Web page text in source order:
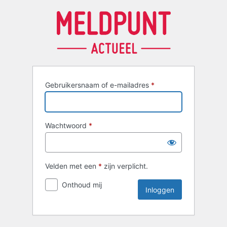
Gebruikersnaam of e-mailadres *
Wachtwoord *
Velden met een * zijn verplicht.
Onthoud mij